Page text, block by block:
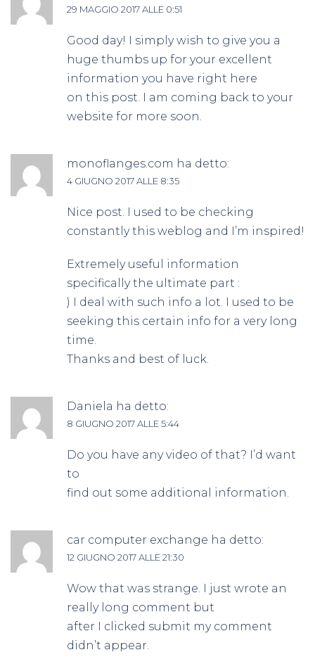
29 MAGGIO 2017 ALLE 0:51
Good day! I simply wish to give you a
huge thumbs up for your excellent
information you have right here
on this post. I am coming back to your
website for more soon.
monoflanges.com ha detto:
4 GIUGNO 2017 ALLE 8:35
Nice post. I used to be checking
constantly this weblog and I’m inspired!
Extremely useful information
specifically the ultimate part :
) I deal with such info a lot. I used to be
seeking this certain info for a very long
time.
Thanks and best of luck.
Daniela ha detto:
8 GIUGNO 2017 ALLE 5:44
Do you have any video of that? I’d want
to
find out some additional information.
car computer exchange ha detto:
12 GIUGNO 2017 ALLE 21:30
Wow that was strange. I just wrote an
really long comment but
after I clicked submit my comment
didn’t appear.